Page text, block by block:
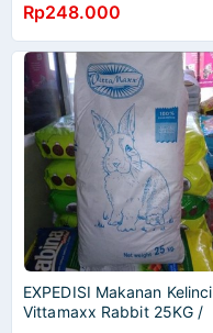
Rp248.000
EXPEDISI Makanan Kelinci
Vittamaxx Rabbit 25KG /